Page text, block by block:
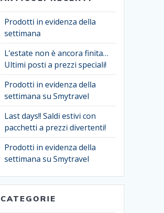
Prodotti in evidenza della
settimana
L’estate non è ancora finita…
Ultimi posti a prezzi speciali!
Prodotti in evidenza della
settimana su Smytravel
Last days!! Saldi estivi con
pacchetti a prezzi divertenti!
Prodotti in evidenza della
settimana su Smytravel
CATEGORIE